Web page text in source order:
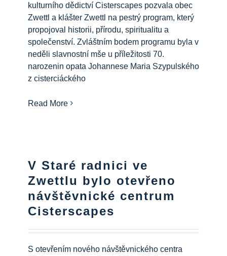
události
Informační centrum
Kulinářské dědictví
Snadný jazyk
Čeština
kulturního dědictví Cisterscapes pozvala obec
Zwettl a klášter Zwettl na pestrý program, který
propojoval historii, přírodu, spiritualitu a
společenství. Zvláštním bodem programu byla v
neděli slavnostní mše u příležitosti 70.
narozenin opata Johannese Maria Szypulského
z cisterciáckého
Read More
V Staré radnici ve
Zwettlu bylo otevřeno
návštěvnické centrum
Cisterscapes
S otevřením nového návštěvnického centra